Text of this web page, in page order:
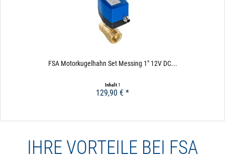
FSA Motorkugelhahn Set Messing 1" 12V DC...
Inhalt1
129,90 € *
IHRE VORTEILE BEI FSA